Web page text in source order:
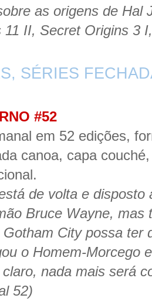
as origens de Hal
11 II, Secret Origins 3
SÉRIES
#52
em 52 edições,
canoa, capa
de volta e
Bruce Wayne, mas
City possa ter
o Homem-Morcego
nada mais será
52)